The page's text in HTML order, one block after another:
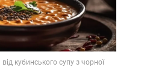
від кубинського супу з чорної